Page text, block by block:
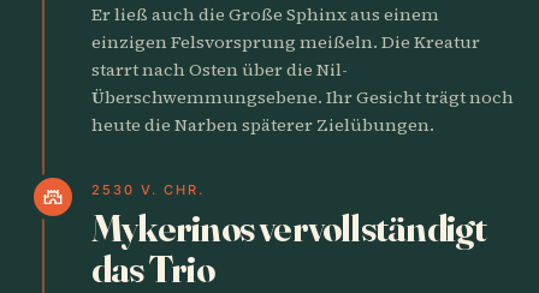
Er ließ auch die Große Sphinx aus einem
einzigen Felsvorsprung meißeln. Die Kreatur
starrt nach Osten über die Nil-
Überschwemmungsebene. Ihr Gesicht trägt noch
heute die Narben späterer Zielübungen.
castle 2530 V. CHR.
Mykerinos vervollständigt
das Trio